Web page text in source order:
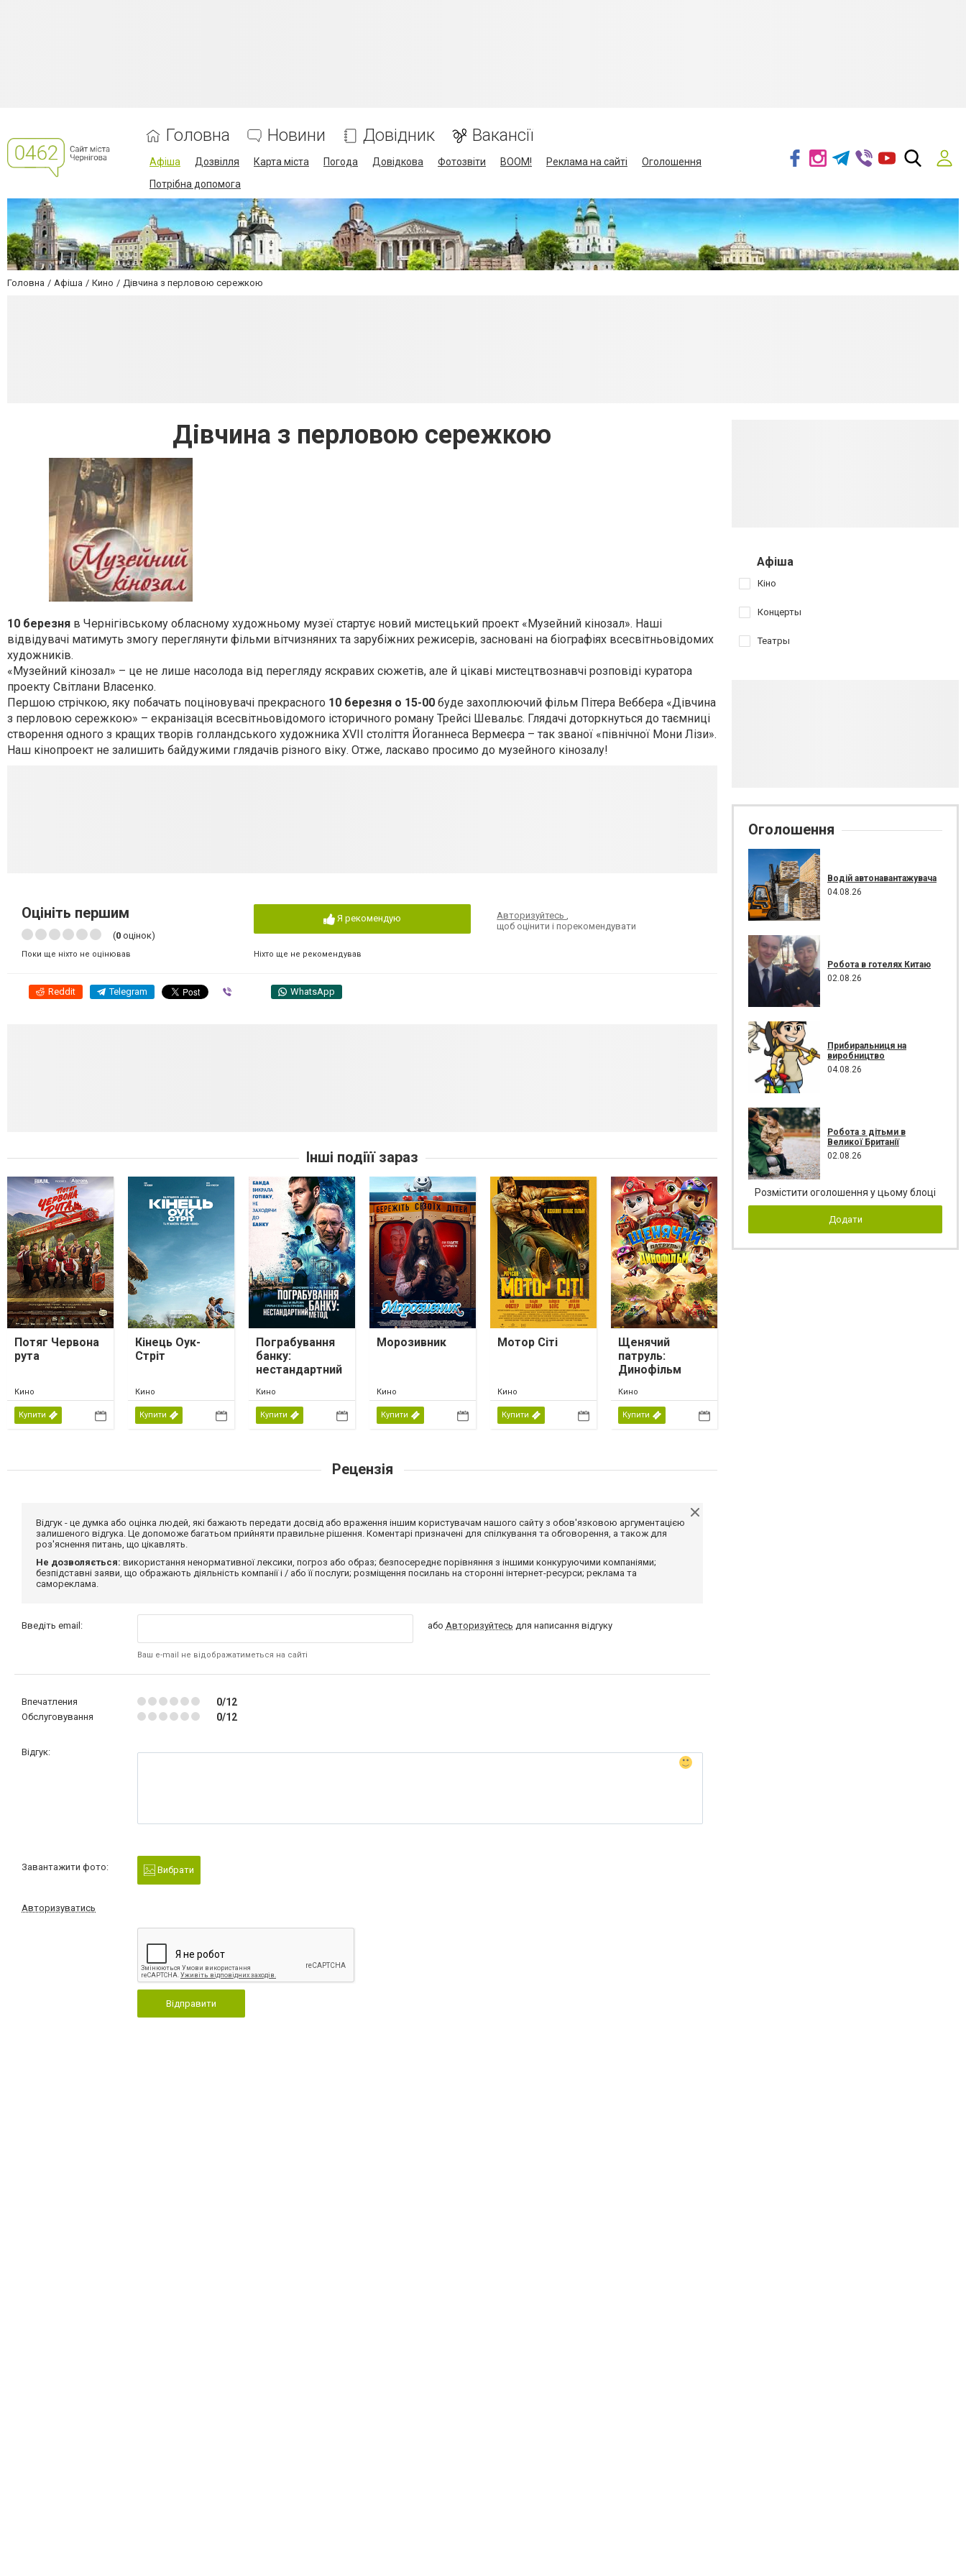
Головна Новини Довідник Вакансії
Афіша Дозвілля Карта міста Погода Довідкова Фотозвіти BOOM! Реклама на сайті
Оголошення
Потрібна допомога
Головна Афіша Кино Дівчина з перловою сережкою
Дівчина з перловою сережкою
10 березня в Чернігівському обласному художньому музеї стартує новий мистецький проект «Музейний кінозал». Наші
відвідувачі матимуть змогу переглянути фільми вітчизняних та зарубіжних режисерів, засновані на біографіях всесвітньовідомих
художників.
«Музейний кінозал» – це не лише насолода від перегляду яскравих сюжетів, але й цікаві мистецтвознавчі розповіді куратора
проекту Світлани Власенко.
Першою стрічкою, яку побачать поціновувачі прекрасного 10 березня о 15-00 буде захоплюючий фільм Пітера Веббера «Дівчина
з перловою сережкою» – екранізація всесвітньовідомого історичного роману Трейсі Шевальє. Глядачі доторкнуться до таємниці
створення одного з кращих творів голландського художника XVII століття Йоганнеса Вермеєра – так званої «північної Мони Лізи».
Наш кінопроект не залишить байдужими глядачів різного віку. Отже, ласкаво просимо до музейного кінозалу!
Оцініть першим
(0 оцінок)
Поки ще ніхто не оцінював
Я рекомендую
Ніхто ще не рекомендував
Авторизуйтесь,
щоб оцінити і порекомендувати
Reddit Telegram WhatsApp
Інші подіїї зараз
Потяг Червона
рута
Кино
Купити
Кінець Оук-
Стріт
Кино
Купити
Пограбування
банку:
нестандартний
Кино
Купити
Морозивник
Кино
Купити
Мотор Сіті
Кино
Купити
Щенячий
патруль:
Динофільм
Кино
Купити
Рецензія
Відгук - це думка або оцінка людей, які бажають передати досвід або враження іншим користувачам нашого сайту з обов'язковою аргументацією
залишеного відгука. Це допоможе багатьом прийняти правильне рішення. Коментарі призначені для спілкування та обговорення, а також для
роз'яснення питань, що цікавлять.
Не дозволяється: використання ненормативної лексики, погроз або образ; безпосереднє порівняння з іншими конкуруючими компаніями;
безпідставні заяви, що ображають діяльність компанії і / або її послуги; розміщення посилань на сторонні інтернет-ресурси; реклама та
самореклама.
Введіть email:
Ваш e-mail не відображатиметься на сайті
або Авторизуйтесь для написання відгуку
Впечатления 0/12
Обслуговування 0/12
Відгук:
Завантажити фото: Вибрати
Авторизуватись
Відправити
Афіша
Кіно
Концерты
Театры
Оголошення
Водій автонавантажувача
04.08.26
Робота в готелях Китаю
02.08.26
Прибиральниця на
виробництво
04.08.26
Робота з дітьми в
Великої Британії
02.08.26
Розмістити оголошення у цьому блоці
Додати